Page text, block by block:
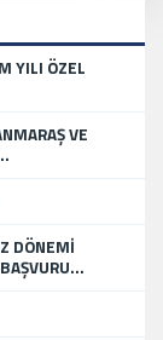
YILI ÖZEL
VE
DÖNEMİ